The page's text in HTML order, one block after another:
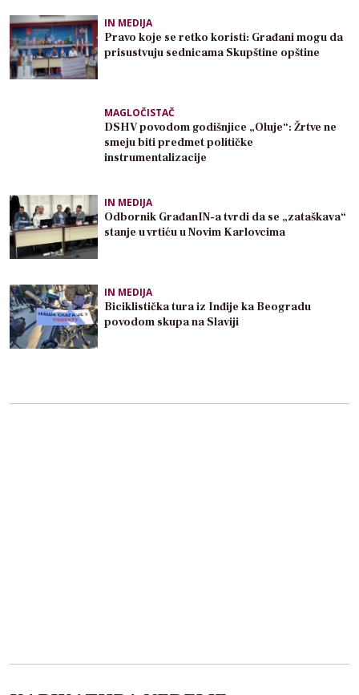
IN MEDIJA
Pravo koje se retko koristi: Građani mogu da
prisustvuju sednicama Skupštine opštine
MAGLOČISTAČ
DSHV povodom godišnjice „Oluje“: Žrtve ne
smeju biti predmet političke
instrumentalizacije
IN MEDIJA
Odbornik GrađanIN-a tvrdi da se „zataškava“
stanje u vrtiću u Novim Karlovcima
IN MEDIJA
Biciklistička tura iz Inđije ka Beogradu
povodom skupa na Slaviji